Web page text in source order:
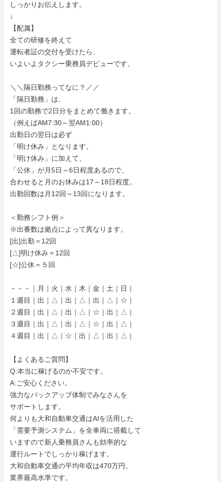
しっかりお伝えします。
↓
【配属】
全ての研修を終えて
運転者証の交付を受けたら、
いよいよタクシー乗務員デビューです。
＼＼隔日勤務ってなに？／／
「隔日勤務」は、
1回の勤務で2日分をまとめて働きます。
（例えばAM7:30～翌AM1:00）
出勤日の翌日は必ず
「明け休み」となります。
「明け休み」に加えて、
「公休」が月5日～6日程度あるので、
合わせると月のお休みは17～18日程度。
出勤回数は月12回～13回になります。
＜勤務シフト例＞
※出番数は拠点によって異なります。
[出]出勤＝12回
[△]明け休み＝12回
[☆]公休＝５回
－－－｜月｜火｜水｜木｜金｜土｜日｜
１週目｜出｜△｜出｜△｜出｜△｜☆｜
２週目｜出｜△｜出｜△｜☆｜出｜△｜
３週目｜出｜△｜出｜△｜☆｜出｜△｜
４週目｜出｜△｜☆｜出｜△｜出｜△｜
【よくあるご質問】
Q:本当に稼げるのか不安です。
A:ご安心ください。
強力なバックアップ体制でみなさんを
サポートします。
何よりも大和自動車交通はAIを活用した
「需要予測システム」を全車両に搭載して
いますので新人乗務員さんも効率的な
運行ルートでしっかり稼げます。
大和自動車交通の平均年収は470万円、
業界最高水準です。